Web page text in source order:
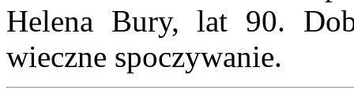
Helena Bury, lat 90.
wieczne spoczywanie.